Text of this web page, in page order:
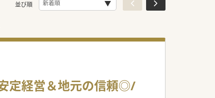
並び順
定経営＆地元の信頼◎/